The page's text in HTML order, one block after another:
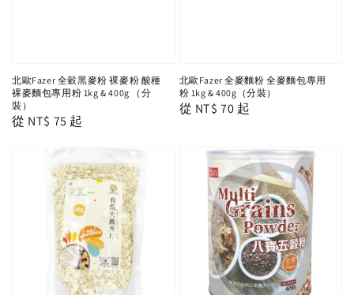
北歐Fazer 全穀黑麥粉 裸麥粉 酸種
裸麥麵包專用粉 1kg & 400g （分
裝）
Regular
從 NT$ 75 起
北歐Fazer 全麥麵粉 全麥麵包專用
粉 1kg & 400g（分裝）
Regular
從 NT$ 70 起